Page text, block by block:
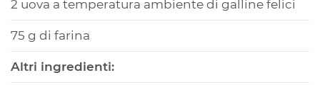
2 uova a temperatura ambiente di galline felici
75 g di farina
Altri ingredienti: